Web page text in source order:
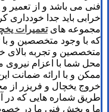
فنی می باشد و از تعمیر
خرابی باید جدا خودداری
مجموعه هایتعمیرات
که با وجود متخصصین و با
متخصصین و تجربه بالای
محل شما با اعزام
ممکن و با ارائه ضمانت
خروج یخچال و فریزر از
طریق شماره هایی که در
ما و بخش فنی ما در